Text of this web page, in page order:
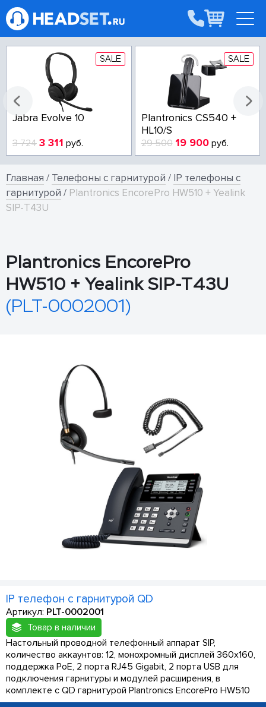
SALE
Jabra Evolve 10
3 724 3 311 руб.
SALE
Plantronics CS540 +
HL10/S
29 500 19 900руб.
Главная / Телефоны с гарнитурой / IP телефоны с
гарнитурой / Plantronics EncorePro HW510 + Yealink
SIP-T43U
Plantronics EncorePro
HW510 + Yealink SIP-T43U
(PLT-0002001)
IP телефон с гарнитурой QD
Артикул: PLT-0002001
Товар в наличии
Настольный проводной телефонный аппарат SIP,
количество аккаунтов: 12, монохромный дисплей 360х160,
поддержка PoE, 2 порта RJ45 Gigabit, 2 порта USB для
подключения гарнитуры и модулей расширения, в
комплекте с QD гарнитурой Plantronics EncorePro HW510